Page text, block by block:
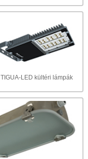
TIGUA-LED kültéri lámpák